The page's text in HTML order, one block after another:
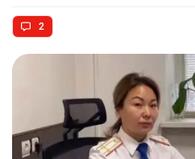
10
автокредиты за
0
2